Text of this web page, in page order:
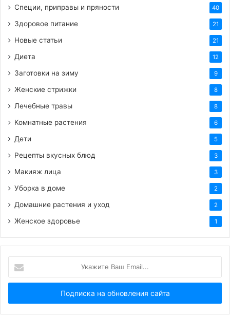
высказывался по этому поводу публично.
Специи, приправы и пряности 40
Здоровое питание 21
Новые статьи 21
Диета 12
Заготовки на зиму 9
Женские стрижки 8
Лечебные травы 8
Комнатные растения 6
Дети 5
Рецепты вкусных блюд 3
Макияж лица 3
Уборка в доме 2
Домашние растения и уход 2
Женское здоровье 1
Ваш
Email...